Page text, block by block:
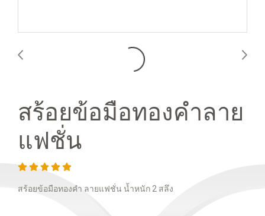
สร้อยข้อมือทองคำลาย
แฟชั่น
สร้อยข้อมือทองคำ ลายแฟชั่น น้ำหนัก 2 สลึง